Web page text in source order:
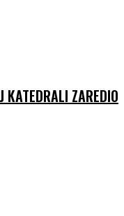
KATEDRALI ZAREDIO